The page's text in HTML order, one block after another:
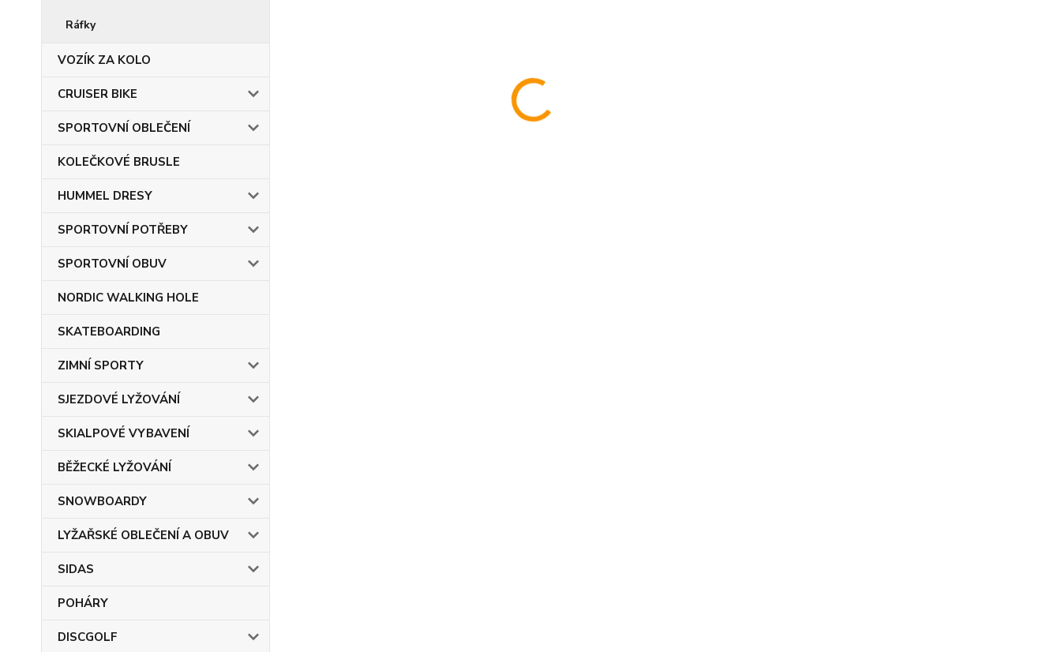
Ráfky
VOZÍK ZA KOLO
CRUISER BIKE
SPORTOVNÍ OBLEČENÍ
KOLEČKOVÉ BRUSLE
HUMMEL DRESY
SPORTOVNÍ POTŘEBY
SPORTOVNÍ OBUV
NORDIC WALKING HOLE
SKATEBOARDING
ZIMNÍ SPORTY
SJEZDOVÉ LYŽOVÁNÍ
SKIALPOVÉ VYBAVENÍ
BĚŽECKÉ LYŽOVÁNÍ
SNOWBOARDY
LYŽAŘSKÉ OBLEČENÍ A OBUV
SIDAS
POHÁRY
DISCGOLF